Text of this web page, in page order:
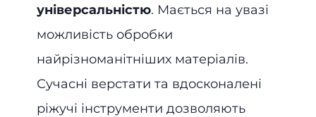
універсальністю. Мається на увазі
можливість обробки
найрізноманітніших матеріалів.
Сучасні верстати та вдосконалені
ріжучі інструменти дозволяють